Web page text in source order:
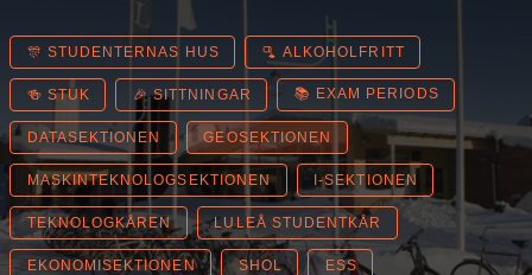
🎊 STUDENTERNAS HUS 🫗 ALKOHOLFRITT
🍻 STUK 🎉 SITTNINGAR 📚 EXAM PERIODS
DATASEKTIONEN GEOSEKTIONEN
MASKINTEKNOLOGSEKTIONEN I-SEKTIONEN
TEKNOLOGKÅREN LULEÅ STUDENTKÅR
EKONOMISEKTIONEN SHOL ESS